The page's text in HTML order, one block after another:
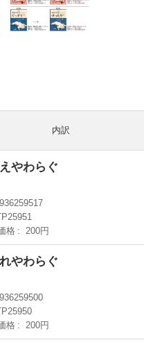
内訳
やわらぐ
格
200円
やわらぐ
格
200円